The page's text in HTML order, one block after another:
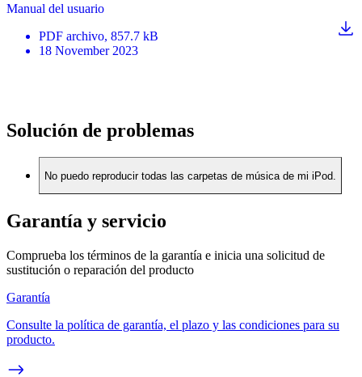
Manual del usuario
PDF archivo, 857.7 kB
18 November 2023
Solución de problemas
No puedo reproducir todas las carpetas de música de mi iPod.
Garantía y servicio
Comprueba los términos de la garantía e inicia una solicitud de
sustitución o reparación del producto
Garantía
Consulte la política de garantía, el plazo y las condiciones para su
producto.